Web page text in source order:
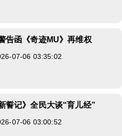
告函《奇迹MU》再维权
07-06 03:35:02
誓记》全民大谈“育儿经”
07-06 03:00:52